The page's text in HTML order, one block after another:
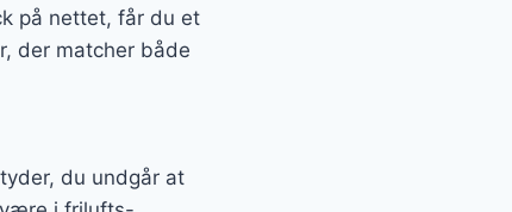
på nettet, får du et
der matcher både
du undgår at